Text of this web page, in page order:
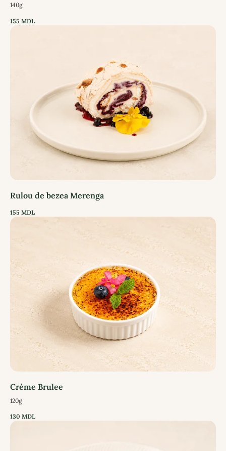
140g
155 MDL
Rulou de bezea Merenga
155 MDL
Crème Brulee
120g
130 MDL